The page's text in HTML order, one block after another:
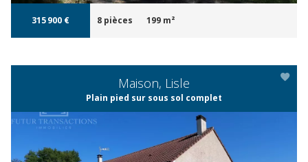
315 900 € 8 pièces 199 m²
Maison, Lisle
Plain pied sur sous sol complet